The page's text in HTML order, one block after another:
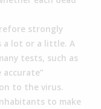
strongly
a lot or a little. A
tests, such as
accurate”
to the virus.
to make